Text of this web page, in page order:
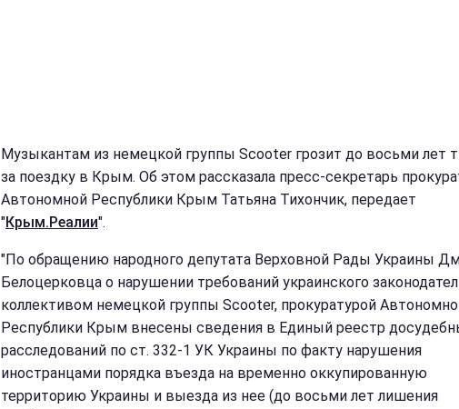
Музыкантам из немецкой группы Scooter грозит до восьми лет
за поездку в Крым. Об этом рассказала пресс-секретарь
Автономной Республики Крым Татьяна Тихончик, передает
"Крым.Реалии".
"По обращению народного депутата Верховной Рады Украины
Белоцерковца о нарушении требований украинского
коллективом немецкой группы Scooter, прокуратурой
Республики Крым внесены сведения в Единый реестр
расследований по ст. 332-1 УК Украины по факту нарушения
иностранцами порядка въезда на временно оккупированную
территорию Украины и выезда из нее (до восьми лет лишения